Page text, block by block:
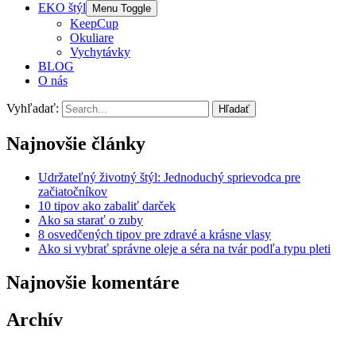
EKO štýl
Menu Toggle
KeepCup
Okuliare
Vychytávky
BLOG
O nás
Vyhľadať:
Najnovšie články
Udržateľný životný štýl: Jednoduchý sprievodca pre
začiatočníkov
10 tipov ako zabaliť darček
Ako sa starať o zuby
8 osvedčených tipov pre zdravé a krásne vlasy
Ako si vybrať správne oleje a séra na tvár podľa typu pleti
Najnovšie komentáre
Archív